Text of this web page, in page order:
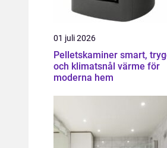
01 juli 2026
Pelletskaminer smart, trygg
och klimatsnål värme för
moderna hem